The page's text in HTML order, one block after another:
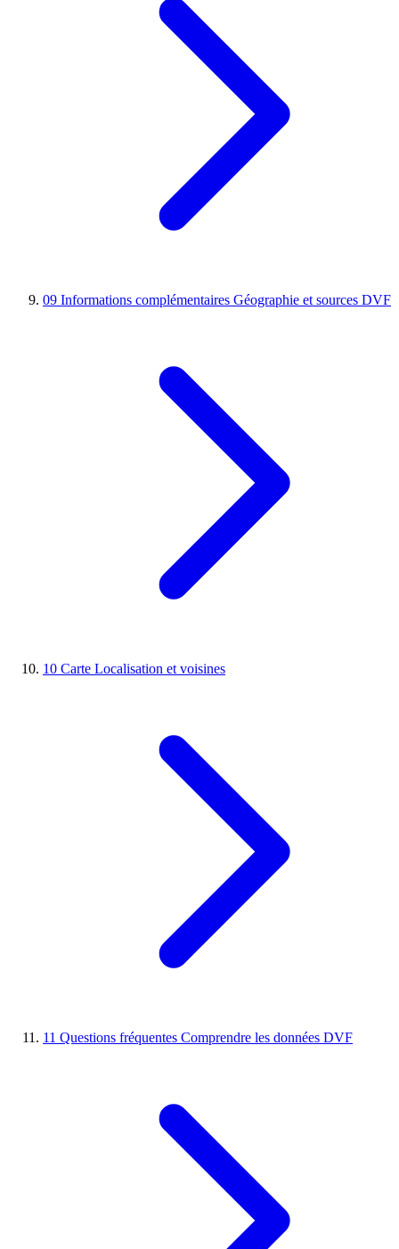
09 Informations complémentaires Géographie et sources DVF
10 Carte Localisation et voisines
11 Questions fréquentes Comprendre les données DVF